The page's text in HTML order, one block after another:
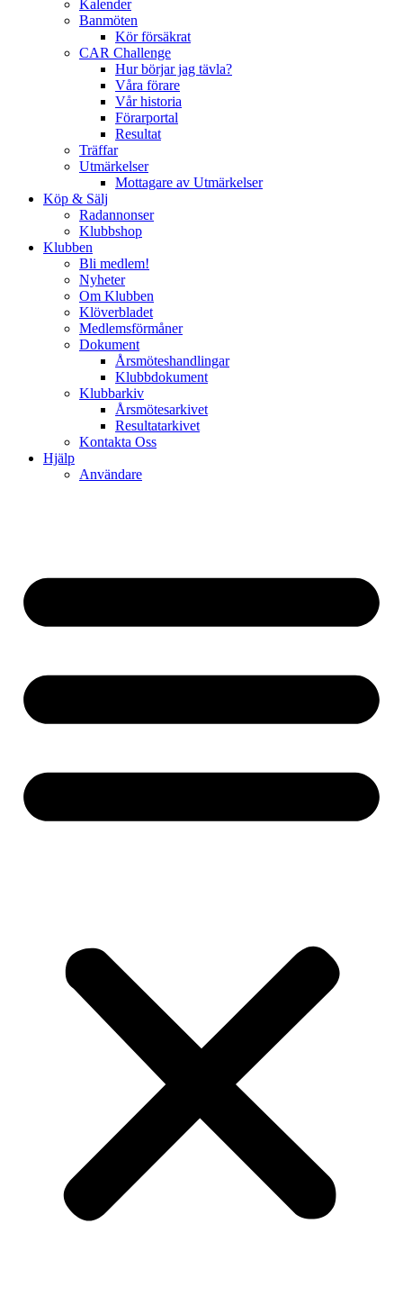
Kalender
Banmöten
Kör försäkrat
CAR Challenge
Hur börjar jag tävla?
Våra förare
Vår historia
Förarportal
Resultat
Träffar
Utmärkelser
Mottagare av Utmärkelser
Köp & Sälj
Radannonser
Klubbshop
Klubben
Bli medlem!
Nyheter
Om Klubben
Klöverbladet
Medlemsförmåner
Dokument
Årsmöteshandlingar
Klubbdokument
Klubbarkiv
Årsmötesarkivet
Resultatarkivet
Kontakta Oss
Hjälp
Användare